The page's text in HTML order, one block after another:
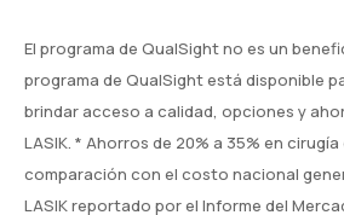
El programa de QualSight no es un
programa de QualSight está disponible
brindar acceso a calidad, opciones y
LASIK. * Ahorros de 20% a 35% en cirugía
comparación con el costo nacional
LASIK reportado por el Informe del